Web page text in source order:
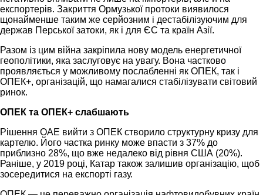
експортерів. Закриття Ормузької протоки виявилося
щонайменше таким же серйозним і дестабілізуючим для
держав Перської затоки, як і для ЄС та країн Азії.
Разом із цим війна закріпила нову модель енергетичної
геополітики, яка заслуговує на увагу. Вона частково
проявляється у можливому послабленні як ОПЕК, так і
ОПЕК+, організацій, що намагалися стабілізувати світовий
ринок.
ОПЕК та ОПЕК+ слабшають
Рішення ОАЕ вийти з ОПЕК створило структурну кризу для
картелю. Його частка ринку може впасти з 37% до
приблизно 28%, що вже недалеко від рівня США (20%).
Раніше, у 2019 році, Катар також залишив організацію, щоб
зосередитися на експорті газу.